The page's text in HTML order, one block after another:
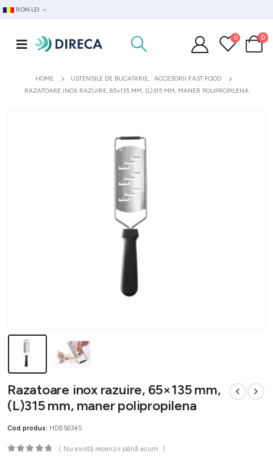
RON LEI
0 0
HOME USTENSILE DE BUCATARIE,
ACCESORII FAST FOOD
RAZATOARE INOX RAZUIRE, 65×135 MM, (L)315 MM, MANER POLIPROPILENA
Razatoare inox razuire, 65×135 mm,
(L)315 mm, maner polipropilena
Cod produs: HD856345
( Nu există recenzii până acum. )